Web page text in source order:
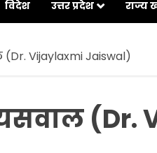
विदेश उत्तर प्रदेश राज्य
Vijaylaxmi Jaiswal)
(Dr.